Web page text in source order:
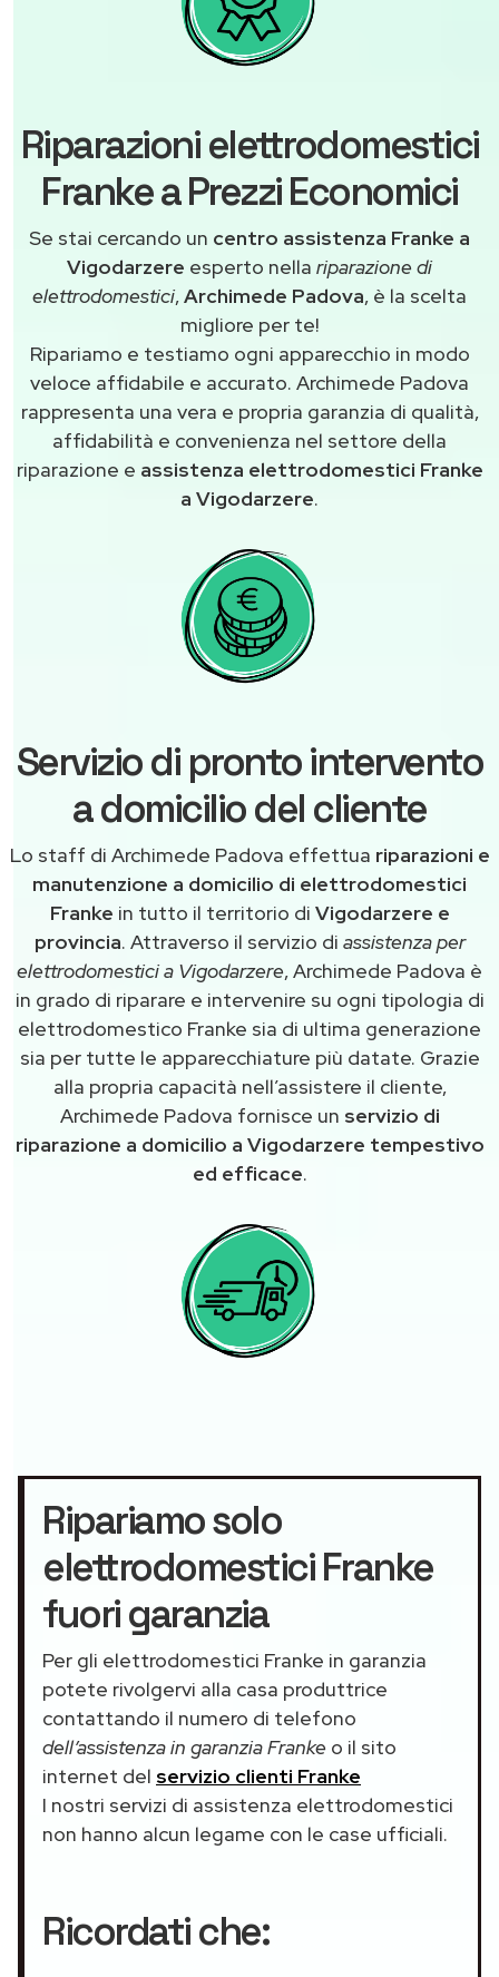
Riparazioni elettrodomestici
Franke a Prezzi Economici
Se stai cercando un centro assistenza Franke a
Vigodarzere esperto nella riparazione di
elettrodomestici,Archimede Padova, è la scelta
migliore per te!
Ripariamo e testiamo ogni apparecchio in modo
veloce affidabile e accurato. Archimede Padova
rappresenta una vera e propria garanzia di qualità,
affidabilità e convenienza nel settore della
riparazione e assistenza elettrodomestici Franke
a Vigodarzere.
Servizio di pronto intervento
a domicilio del cliente
Lo staff di Archimede Padova effettua riparazioni e
manutenzione a domicilio di elettrodomestici
Franke in tutto il territorio di Vigodarzere e
provincia. Attraverso il servizio di assistenza per
elettrodomestici a Vigodarzere, Archimede Padova è
in grado di riparare e intervenire su ogni tipologia di
elettrodomestico Franke sia di ultima generazione
sia per tutte le apparecchiature più datate. Grazie
alla propria capacità nell’assistere il cliente,
Archimede Padova fornisce un servizio di
riparazione a domicilio a Vigodarzere tempestivo
ed efficace.
Ripariamo solo
elettrodomestici Franke
fuori garanzia
Per gli elettrodomestici Franke in garanzia
potete rivolgervi alla casa produttrice
contattando il numero di telefono
dell’assistenza in garanzia Franke o il sito
internet del servizio clienti Franke
I nostri servizi di assistenza elettrodomestici
non hanno alcun legame con le case ufficiali.
Ricordati che: